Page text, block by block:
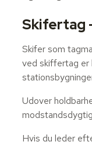
Skifertag
Skifer som
ved skiffertag er
Udover
Hvis du leder